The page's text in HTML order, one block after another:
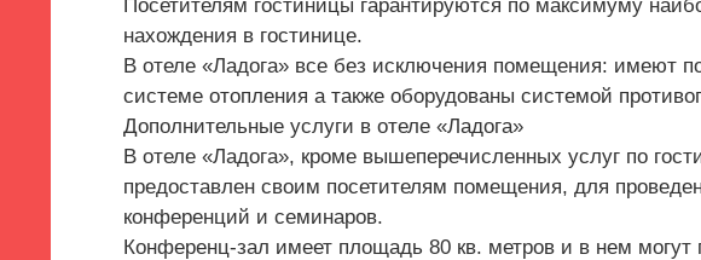
Посетителям гостиницы гарантируются по максимуму
нахождения в гостинице.
В отеле «Ладога» все без исключения помещения: имеют
системе отопления а также оборудованы системой
Дополнительные услуги в отеле «Ладога»
В отеле «Ладога», кроме вышеперечисленных услуг по
предоставлен своим посетителям помещения, для
конференций и семинаров.
Конференц-зал имеет площадь 80 кв. метров и в нем могут